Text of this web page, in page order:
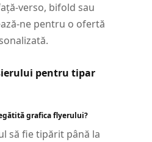
verso, bifold sau
ne pentru o ofertă
pentru tipar
grafica flyerului?
să fie tipărit până la